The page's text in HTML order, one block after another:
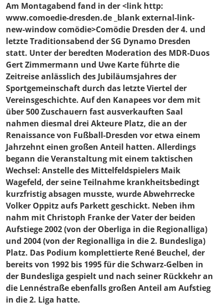
Am Montagabend fand in der <link http:
www.comoedie-dresden.de _blank external-link-
new-window comödie>Comödie Dresden der 4. und
letzte Traditionsabend der SG Dynamo Dresden
statt. Unter der beredten Moderation des MDR-Duos
Gert Zimmermann und Uwe Karte führte die
Zeitreise anlässlich des Jubiläumsjahres der
Sportgemeinschaft durch das letzte Viertel der
Vereinsgeschichte. Auf den Kanapees vor dem mit
über 500 Zuschauern fast ausverkauften Saal
nahmen diesmal drei Akteure Platz, die an der
Renaissance von Fußball-Dresden vor etwa einem
Jahrzehnt einen großen Anteil hatten. Allerdings
begann die Veranstaltung mit einem taktischen
Wechsel: Anstelle des Mittelfeldspielers Maik
Wagefeld, der seine Teilnahme krankheitsbedingt
kurzfristig absagen musste, wurde Abwehrrecke
Volker Oppitz aufs Parkett geschickt. Neben ihm
nahm mit Christoph Franke der Vater der beiden
Aufstiege 2002 (von der Oberliga in die Regionalliga)
und 2004 (von der Regionalliga in die 2. Bundesliga)
Platz. Das Podium komplettierte René Beuchel, der
bereits von 1992 bis 1995 für die Schwarz-Gelben in
der Bundesliga gespielt und nach seiner Rückkehr an
die Lennéstraße ebenfalls großen Anteil am Aufstieg
in die 2. Liga hatte.